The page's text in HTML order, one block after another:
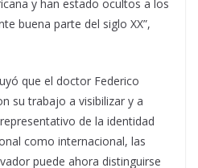
y han estado ocultos a los
buena parte del siglo XX”,
que el doctor Federico
su trabajo a visibilizar y a
de la identidad
como internacional, las
puede ahora distinguirse